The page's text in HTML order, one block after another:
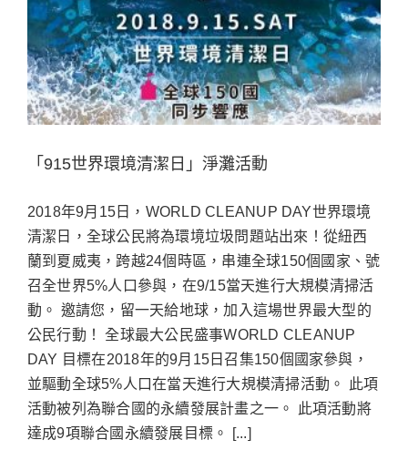
「915世界環境清潔日」淨灘活動
2018年9月15日，WORLD CLEANUP DAY世界環境
清潔日，全球公民將為環境垃圾問題站出來！從紐西
蘭到夏威夷，跨越24個時區，串連全球150個國家、號
召全世界5%人口參與，在9/15當天進行大規模清掃活
動。 邀請您，留一天給地球，加入這場世界最大型的
公民行動！ 全球最大公民盛事WORLD CLEANUP
DAY 目標在2018年的9月15日召集150個國家參與，
並驅動全球5%人口在當天進行大規模清掃活動。 此項
活動被列為聯合國的永續發展計畫之一。 此項活動將
達成9項聯合國永續發展目標。 [...]